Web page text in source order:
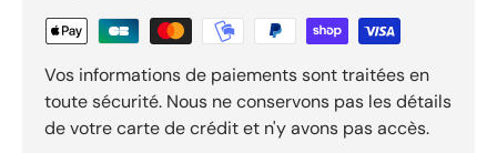
Vos informations de paiements sont traitées en
toute sécurité. Nous ne conservons pas les détails
de votre carte de crédit et n'y avons pas accès.